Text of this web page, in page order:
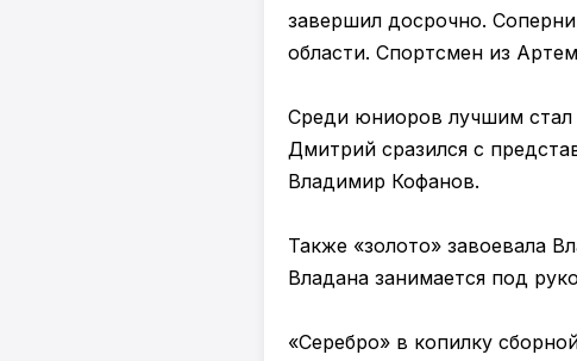
завершил досрочно.
области. Спортсмен из
Среди юниоров лучшим стал
Дмитрий сразился с
Владимир Кофанов.
Также «золото» завоевала
Владана занимается под
«Серебро» в копилку